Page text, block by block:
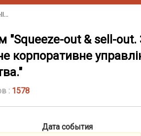
"Squeeze-out & sell-
корпоративне
: 1578
Дата события